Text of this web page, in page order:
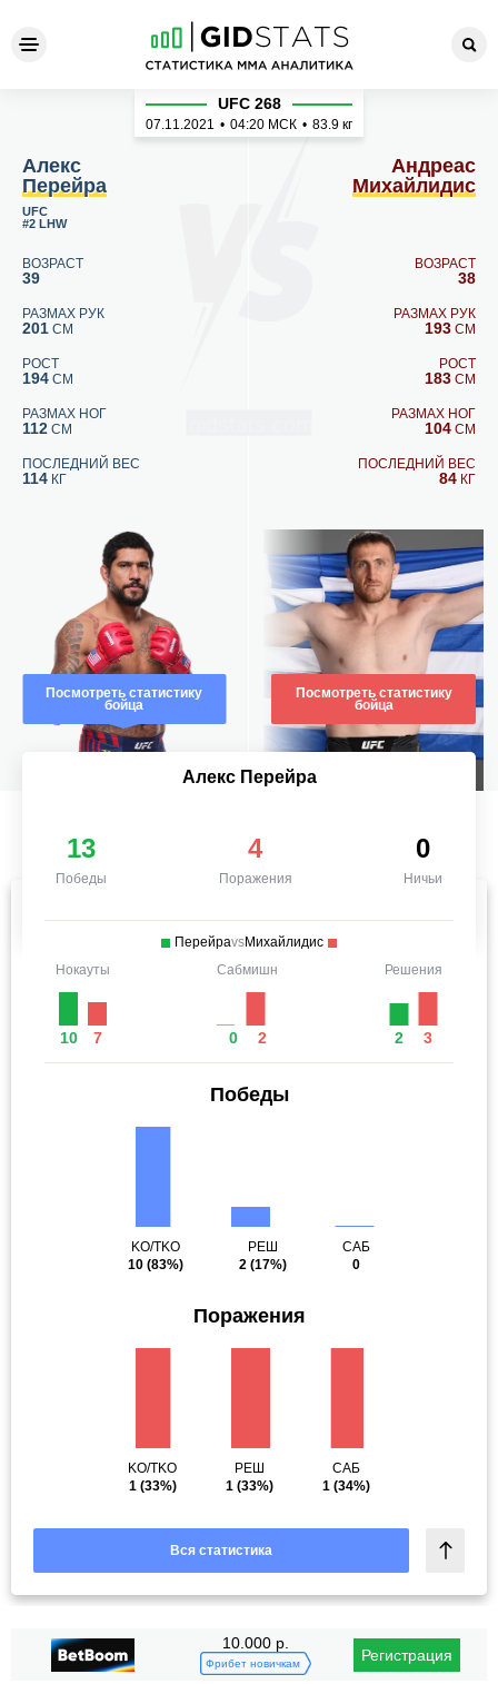
Алекс Перейра - Андреас
Алекс
Перейра
UFC
#2 LHW
ВОЗРАСТ
39
РАЗМАХ РУК
201 СМ
РОСТ
194 СМ
РАЗМАХ НОГ
112 СМ
ПОСЛЕДНИЙ ВЕС
114 КГ
Посмотреть статистику
бойца
UFC 268
07.11.2021 • 04:20 МСК • 83.9 кг
Андреас
Михайлидис
ВОЗРАСТ
38
РАЗМАХ РУК
193 СМ
РОСТ
183 СМ
РАЗМАХ НОГ
104 СМ
ПОСЛЕДНИЙ ВЕС
84 КГ
Посмотреть статистику
бойца
Алекс Перейра
13
Победы
4
Поражения
0
Ничьи
ПерейраvsМихайлидис
Нокауты
10 7
Сабмишн
0 2
Решения
2 3
Победы
KO/TKO
10 (83%)
РЕШ
2 (17%)
САБ
0
Поражения
KO/TKO
1(33%)
РЕШ
1 (33%)
САБ
1 (34%)
Вся статистика
10.000 р.
Фрибет новичкам Регистрация